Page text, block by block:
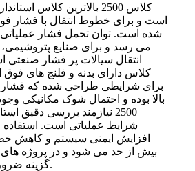
کلاس 2500 بالاترین کلاس
است و برای خطوط انتقال با فشار
می رسد و برای صنایع
انتقال سیالات پر فشار صنعتی
کلاس دارای بدنه و فلنج های فوق
برای شرایطی طراحی شده که فشار
بالا بوده و احتمال شوک مکانیکی
2500 نیازمند بررسی دقیق
افزایش ایمنی سیستم و کاهش
بیش از حد می شود و در پروژه
گزینه ضروری به شمار می رود.